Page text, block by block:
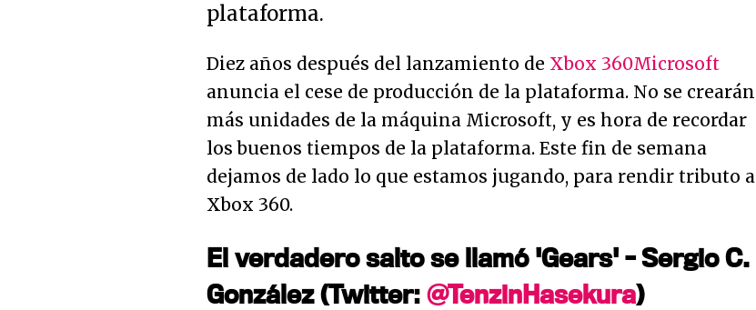
plataforma.
Diez años después del lanzamiento de Xbox 360Microsoft
anuncia el cese de producción de la plataforma. No se crearán
más unidades de la máquina Microsoft, y es hora de recordar
los buenos tiempos de la plataforma. Este fin de semana
dejamos de lado lo que estamos jugando, para rendir tributo a
Xbox 360.
El verdadero salto se llamó 'Gears' - Sergio C.
González (Twitter: @TenzinHasekura)